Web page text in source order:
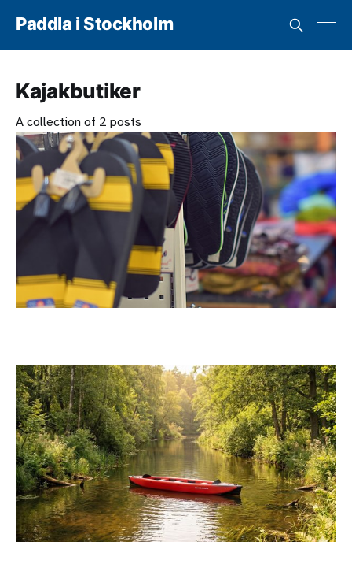
Paddla i Stockholm
Kajakbutiker
A collection of 2 posts